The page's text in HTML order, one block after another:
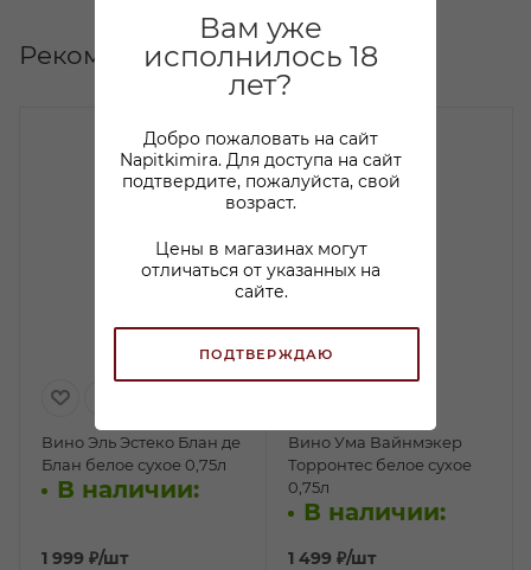
Вам уже
исполнилось 18
лет?
Добро пожаловать на сайт
Napitkimira. Для доступа на сайт
подтвердите, пожалуйста, свой
возраст.
Цены в магазинах могут
отличаться от указанных на
сайте.
ПОДТВЕРЖДАЮ
Рекомендуем
Вино Эль Эстеко Блан де
Блан белое сухое 0,75л
В наличии:
1 999 ₽/шт
Вино Ума Вайнмэкер
Торронтес белое сухое
0,75л
В наличии:
1 499 ₽/шт